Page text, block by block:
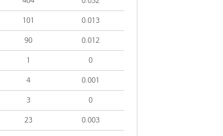
101 0.013
90 0.012
1 0
4 0.001
3 0
23 0.003